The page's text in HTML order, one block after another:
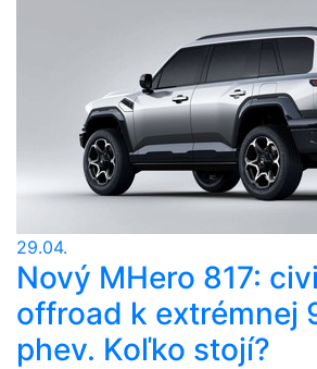
29.04.
Nový MHero 817:
offroad k extrémnej
phev. Koľko stojí?